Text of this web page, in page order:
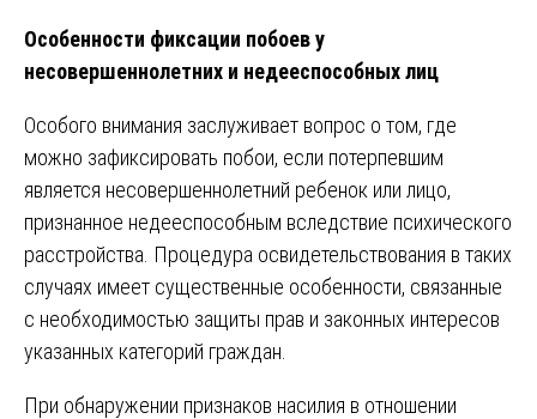
Особенности фиксации побоев у
несовершеннолетних и недееспособных лиц
Особого внимания заслуживает вопрос о том, где
можно зафиксировать побои, если потерпевшим
является несовершеннолетний ребенок или лицо,
признанное недееспособным вследствие психического
расстройства. Процедура освидетельствования в таких
случаях имеет существенные особенности, связанные
с необходимостью защиты прав и законных интересов
указанных категорий граждан.
При обнаружении признаков насилия в отношении